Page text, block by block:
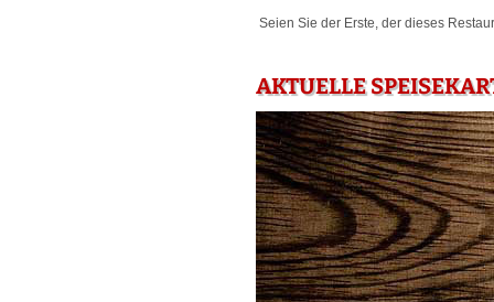
Seien Sie der Erste, der dieses
AKTUELLE